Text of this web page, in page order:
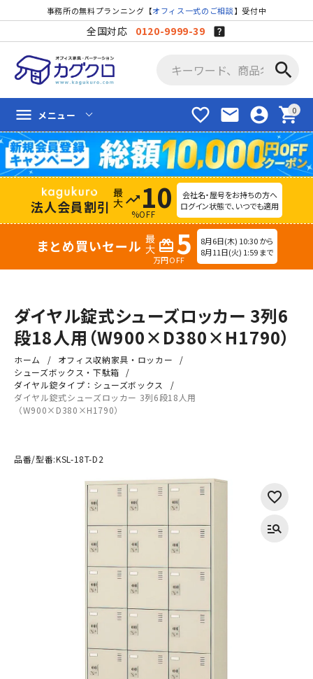
事務所の無料プランニング【オフィス一式のご相談】受付中
全国対応 0120-9999-39
search
favorite_border mail account_circle shopping_cart
menu メニュー
法人会員割引 trending_up 10
%OFF
会社名・屋号をお持ちの方へ
ログイン状態で、いつでも適用
まとめ買いセール redeem 5
万円OFF
8月6日(木) 10:30 から
8月11日(火) 1:59 まで
ダイヤル錠式シューズロッカー 3列6
段18人用（W900×D380×H1790）
ホーム
オフィス収納家具・ロッカー
シューズボックス・下駄箱
ダイヤル錠タイプ：シューズボックス
ダイヤル錠式シューズロッカー 3列6段18人用
（W900×D380×H1790）
品番/型番:KSL-18T-D2